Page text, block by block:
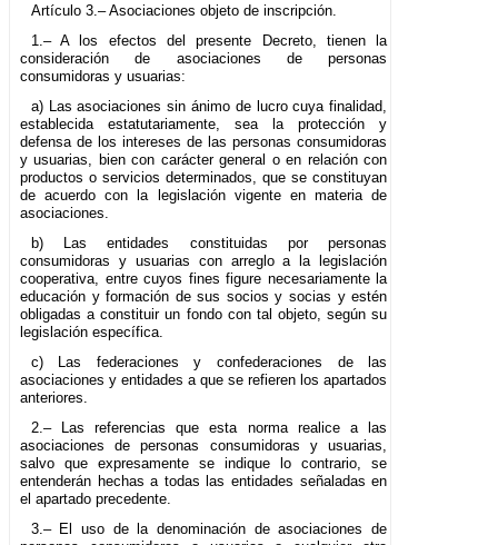
Artículo 3.– Asociaciones objeto de inscripción.
1.– A los efectos del presente Decreto, tienen la
consideración de asociaciones de personas
consumidoras y usuarias:
a) Las asociaciones sin ánimo de lucro cuya finalidad,
establecida estatutariamente, sea la protección y
defensa de los intereses de las personas consumidoras
y usuarias, bien con carácter general o en relación con
productos o servicios determinados, que se constituyan
de acuerdo con la legislación vigente en materia de
asociaciones.
b) Las entidades constituidas por personas
consumidoras y usuarias con arreglo a la legislación
cooperativa, entre cuyos fines figure necesariamente la
educación y formación de sus socios y socias y estén
obligadas a constituir un fondo con tal objeto, según su
legislación específica.
c) Las federaciones y confederaciones de las
asociaciones y entidades a que se refieren los apartados
anteriores.
2.– Las referencias que esta norma realice a las
asociaciones de personas consumidoras y usuarias,
salvo que expresamente se indique lo contrario, se
entenderán hechas a todas las entidades señaladas en
el apartado precedente.
3.– El uso de la denominación de asociaciones de